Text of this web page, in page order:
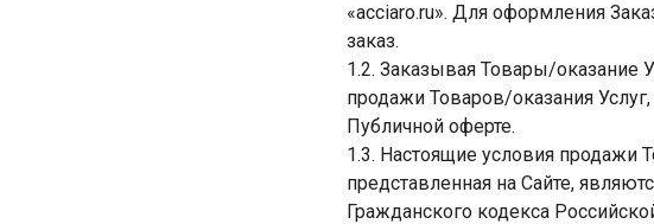
«acciaro.ru». Для оформления
заказ.
1.2. Заказывая Товары/оказание
продажи Товаров/оказания
Публичной оферте.
1.3. Настоящие условия продажи
представленная на Сайте,
Гражданского кодекса